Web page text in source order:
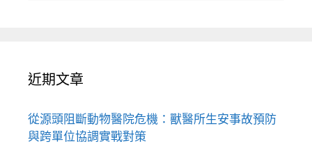
近期文章
從源頭阻斷動物醫院危機：獸醫所生安事故預防
與跨單位協調實戰對策